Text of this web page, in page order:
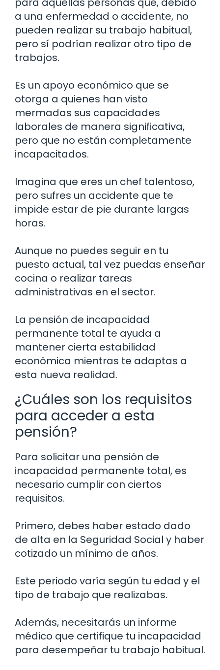
a una enfermedad o accidente, no
pueden realizar su trabajo habitual,
pero sí podrían realizar otro tipo de
trabajos.
Es un apoyo económico que se
otorga a quienes han visto
mermadas sus capacidades
laborales de manera significativa,
pero que no están completamente
incapacitados.
Imagina que eres un chef talentoso,
pero sufres un accidente que te
impide estar de pie durante largas
horas.
Aunque no puedes seguir en tu
puesto actual, tal vez puedas enseñar
cocina o realizar tareas
administrativas en el sector.
La pensión de incapacidad
permanente total te ayuda a
mantener cierta estabilidad
económica mientras te adaptas a
esta nueva realidad.
¿Cuáles son los requisitos
para acceder a esta
pensión?
Para solicitar una pensión de
incapacidad permanente total, es
necesario cumplir con ciertos
requisitos.
Primero, debes haber estado dado
de alta en la Seguridad Social y haber
cotizado un mínimo de años.
Este periodo varía según tu edad y el
tipo de trabajo que realizabas.
Además, necesitarás un informe
médico que certifique tu incapacidad
para desempeñar tu trabajo habitual.